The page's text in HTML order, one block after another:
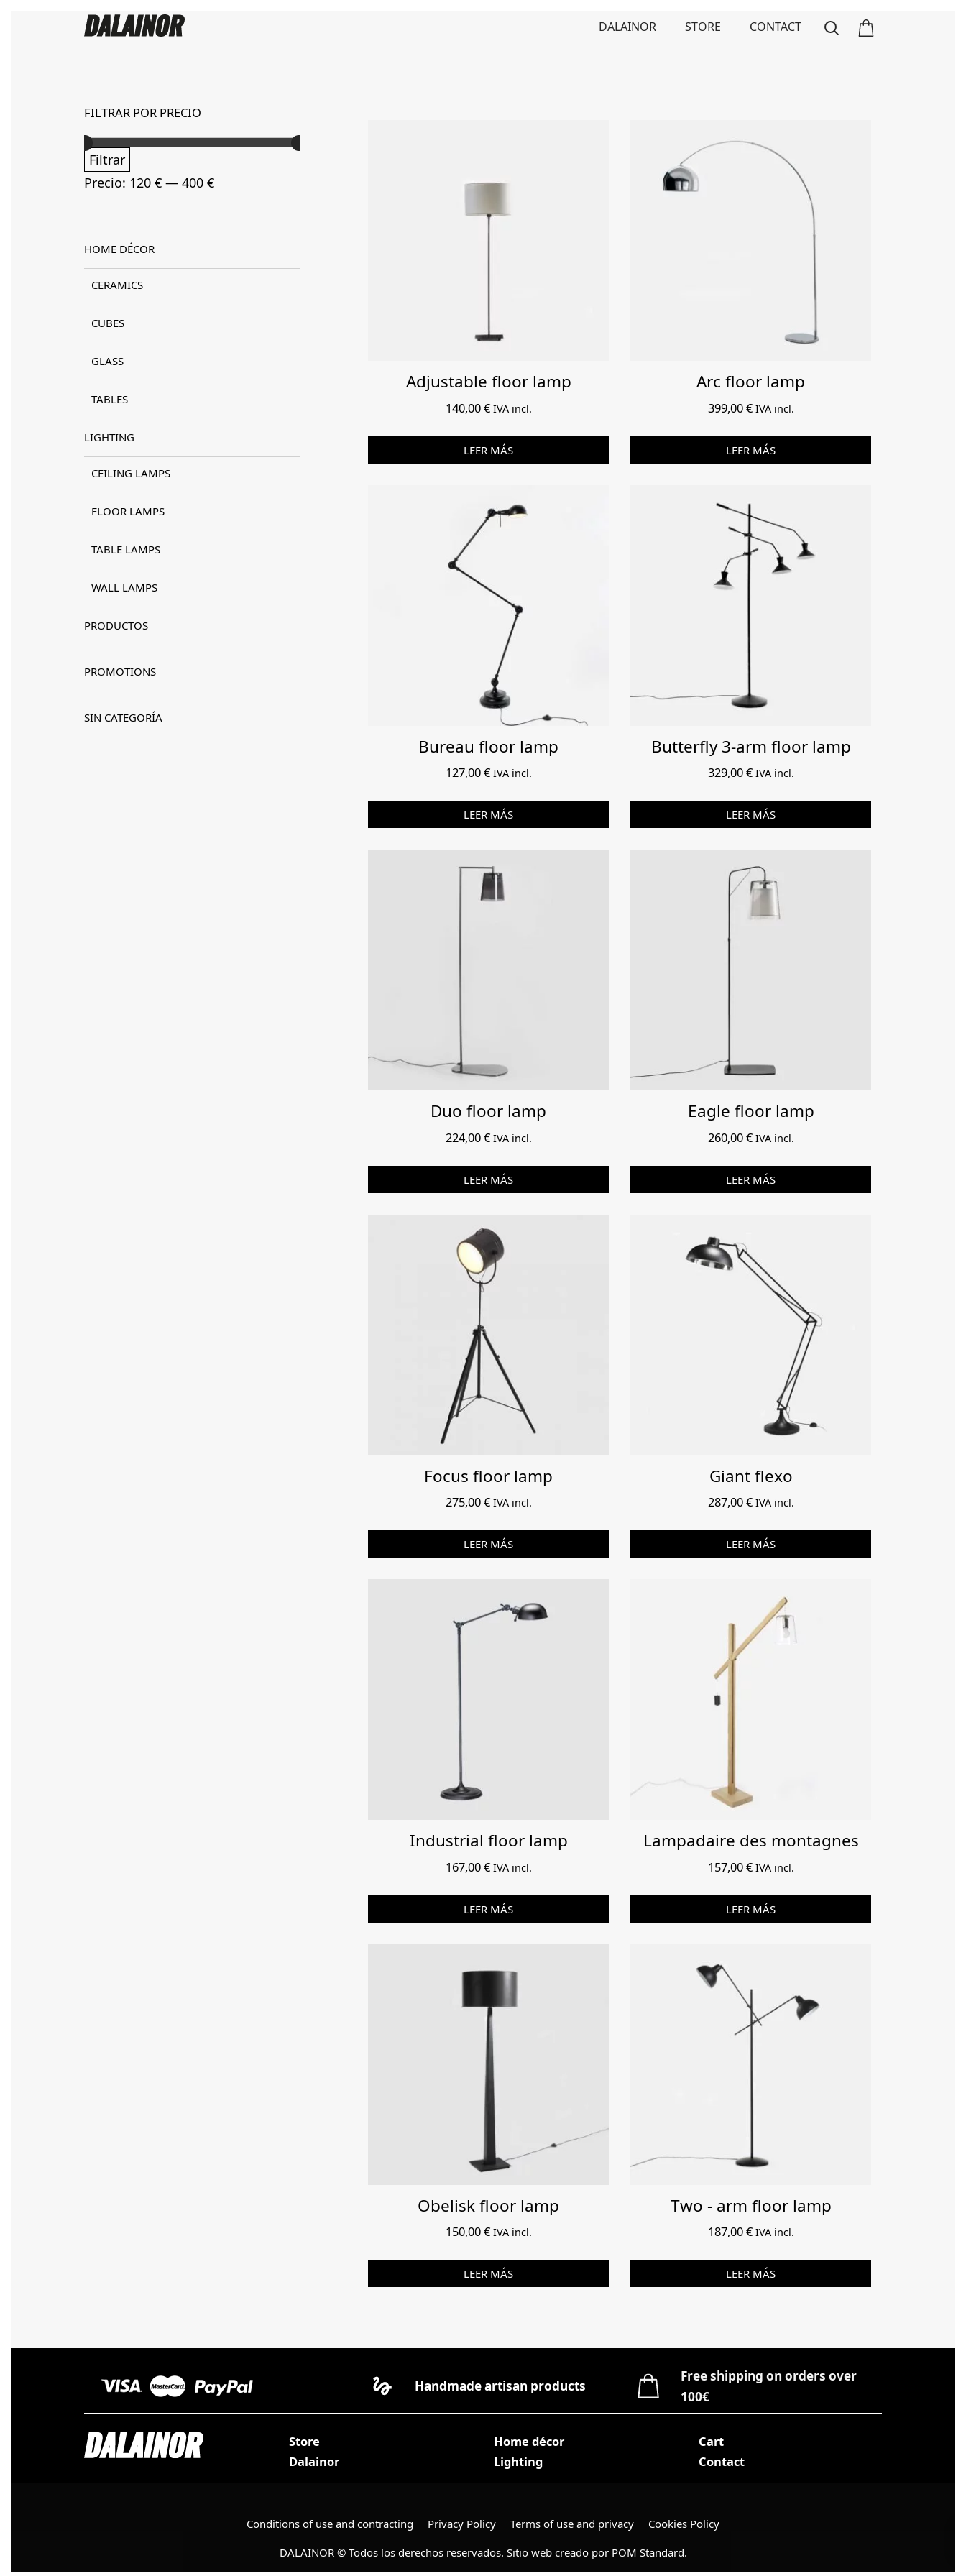
DALAINOR STORE CONTACT
Adjustable floor lamp
140,00€ IVA incl.
LEER MÁS
Arc floor lamp
399,00€ IVA incl.
LEER MÁS
Bureau floor lamp
127,00€ IVA incl.
LEER MÁS
Butterfly 3-arm floor lamp
329,00€ IVA incl.
LEER MÁS
Duo floor lamp
224,00€ IVA incl.
LEER MÁS
Eagle floor lamp
260,00€ IVA incl.
LEER MÁS
Focus floor lamp
275,00€ IVA incl.
LEER MÁS
Giant flexo
287,00€ IVA incl.
LEER MÁS
Industrial floor lamp
167,00€ IVA incl.
LEER MÁS
Lampadaire des montagnes
157,00€ IVA incl.
LEER MÁS
Obelisk floor lamp
150,00€ IVA incl.
LEER MÁS
Two - arm floor lamp
187,00€ IVA incl.
LEER MÁS
FILTRAR POR PRECIO
Precio
mínimo
Precio
máximo
Filtrar
Precio: 120 € — 400 €
HOME DÉCOR
CERAMICS
CUBES
GLASS
TABLES
LIGHTING
CEILING LAMPS
FLOOR LAMPS
TABLE LAMPS
WALL LAMPS
PRODUCTOS
PROMOTIONS
SIN CATEGORÍA
Handmade artisan products
Free shipping on orders over
100€
Store
Dalainor
Home décor
Lighting
Cart
Contact
Conditions of use and contracting Privacy Policy Terms of use and privacy
Cookies Policy
DALAINOR © Todos los derechos reservados. Sitio web creado por POM Standard.